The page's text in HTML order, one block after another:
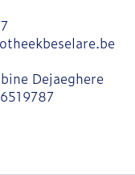
Dejaeghere